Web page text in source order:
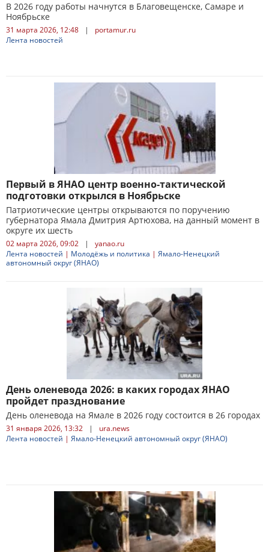
В 2026 году работы начнутся в Благовещенске, Самаре и
Ноябрьске
31 марта 2026, 12:48 |
portamur.ru
Лента новостей
Первый в ЯНАО центр военно-тактической
подготовки открылся в Ноябрьске
Патриотические центры открываются по поручению
губернатора Ямала Дмитрия Артюхова, на данный момент в
округе их шесть
02 марта 2026, 09:02 |
yanao.ru
Лента новостей | Молодёжь и политика | Ямало-Ненецкий
автономный округ (ЯНАО)
День оленевода 2026: в каких городах ЯНАО
пройдет празднование
День оленевода на Ямале в 2026 году состоится в 26 городах
31 января 2026, 13:32 |
ura.news
Лента новостей | Ямало-Ненецкий автономный округ (ЯНАО)